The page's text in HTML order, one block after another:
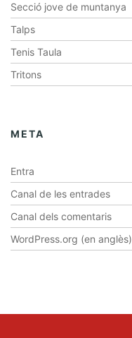
Secció jove de muntanya
Talps
Tenis Taula
Tritons
META
Entra
Canal de les entrades
Canal dels comentaris
WordPress.org (en anglès)